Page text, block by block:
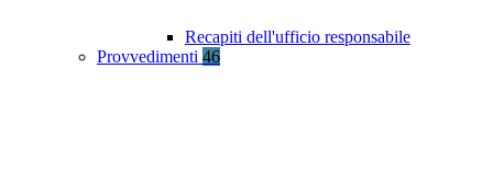
Recapiti dell'ufficio responsabile
Provvedimenti 46